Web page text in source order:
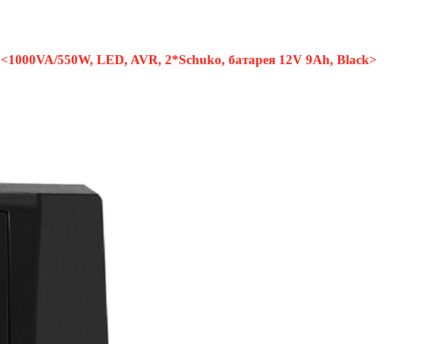
550W, LED, AVR, 2*Schuko, батарея 12V 9Ah, Black>